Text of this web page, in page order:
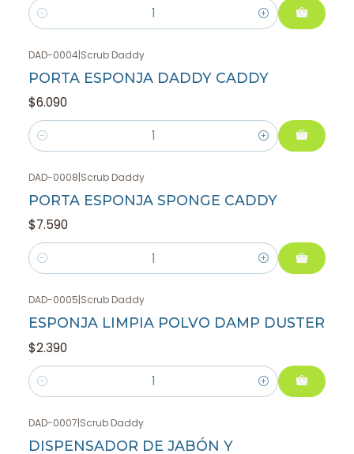
Cantidad
DAD-0004|Scrub Daddy
PORTA ESPONJA DADDY CADDY
$6.090
Cantidad
DAD-0008|Scrub Daddy
PORTA ESPONJA SPONGE CADDY
$7.590
Cantidad
DAD-0005|Scrub Daddy
ESPONJA LIMPIA POLVO DAMP DUSTER
$2.390
Cantidad
DAD-0007|Scrub Daddy
DISPENSADOR DE JABÓN Y